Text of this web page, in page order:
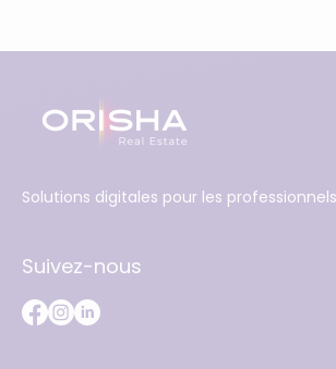
Solutions digitales pour les
Suivez-nous